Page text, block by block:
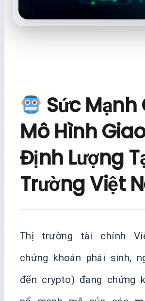
Sức Mạnh
Mô Hình
Định Lượng
Trường Việt
Thị trường tài chính
chứng khoán phái sinh,
đến crypto) đang chứng